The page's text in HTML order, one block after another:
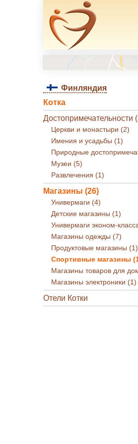
Финляндия
Котка
Достопримечательности
Церкви и монастыри (2)
Имения и усадьбы (1)
Природные
Музеи (5)
Развлечения (1)
Магазины (26)
Универмаги (4)
Детские магазины (1)
Универмаги эконом-
Магазины одежды (7)
Продуктовые магазины (1)
Спортивные магазины
Магазины товаров для
Магазины электроники (1)
Отели Котки